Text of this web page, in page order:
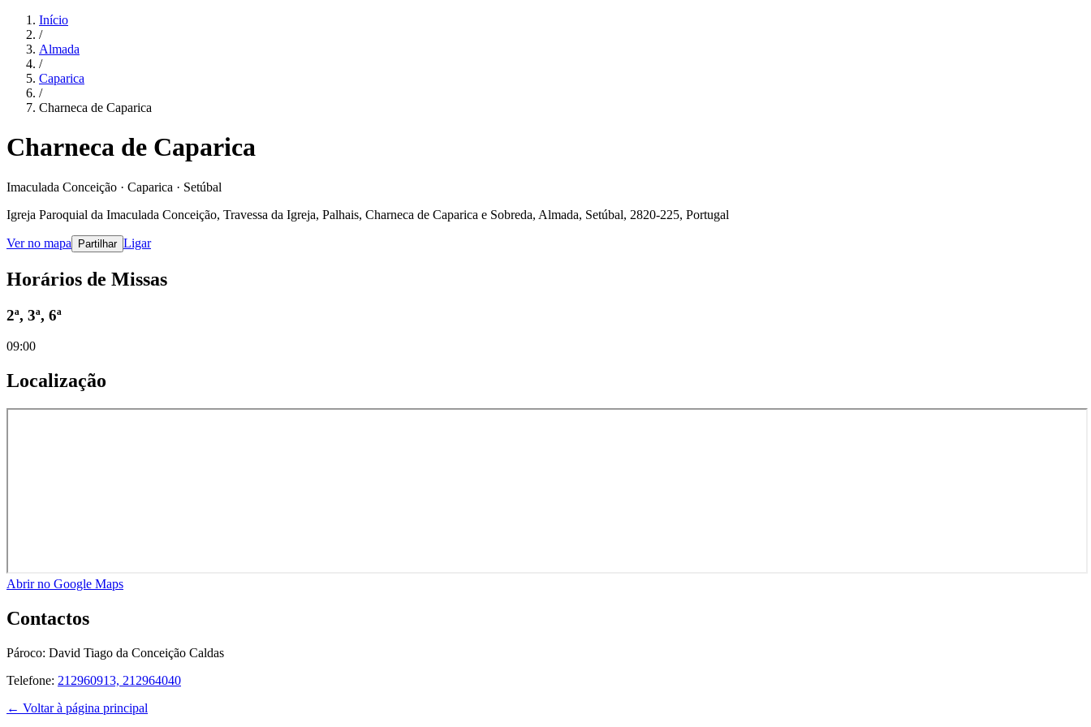
Início
/
Almada
/
Caparica
/
Charneca de Caparica
Charneca de Caparica
Imaculada Conceição · Caparica · Setúbal
Igreja Paroquial da Imaculada Conceição, Travessa da Igreja, Palhais, Charneca de Caparica e Sobreda, Almada, Setúbal, 2820-225, Portugal
Ver no mapa Partilhar Ligar
Horários de Missas
2ª, 3ª, 6ª
09:00
Localização
Abrir no Google Maps
Contactos
Pároco: David Tiago da Conceição Caldas
Telefone: 212960913, 212964040
← Voltar à página principal